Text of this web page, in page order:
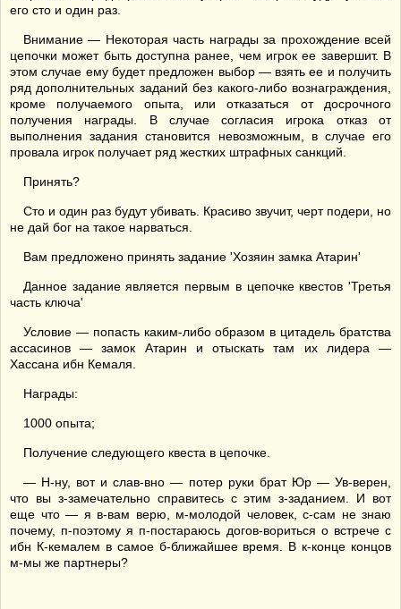
его сто и один раз.
Внимание — Некоторая часть награды за прохождение всей
цепочки может быть доступна ранее, чем игрок ее завершит. В
этом случае ему будет предложен выбор — взять ее и получить
ряд дополнительных заданий без какого-либо вознаграждения,
кроме получаемого опыта, или отказаться от досрочного
получения награды. В случае согласия игрока отказ от
выполнения задания становится невозможным, в случае его
провала игрок получает ряд жестких штрафных санкций.
Принять?
Сто и один раз будут убивать. Красиво звучит, черт подери, но
не дай бог на такое нарваться.
Вам предложено принять задание 'Хозяин замка Атарин'
Данное задание является первым в цепочке квестов 'Третья
часть ключа'
Условие — попасть каким-либо образом в цитадель братства
ассасинов — замок Атарин и отыскать там их лидера —
Хассана ибн Кемаля.
Награды:
1000 опыта;
Получение следующего квеста в цепочке.
— Н-ну, вот и слав-вно — потер руки брат Юр — Ув-верен,
что вы з-замечательно справитесь с этим з-заданием. И вот
еще что — я в-вам верю, м-молодой человек, с-сам не знаю
почему, п-поэтому я п-постараюсь догов-вориться о встрече с
ибн К-кемалем в самое б-ближайшее время. В к-конце концов
м-мы же партнеры?